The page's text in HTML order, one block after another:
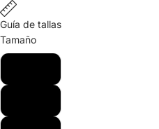
Guía de tallas
Tamaño